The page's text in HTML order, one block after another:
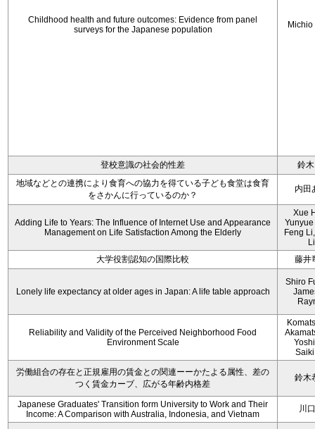
Childhood health and future outcomes: Evidence from panel
surveys for the Japanese population
Michio
登校意識の社会的性差
鈴
地域などとの連携により食育への協力を得ている子ども食堂は食育
をさかんに行っているのか？
内田
Adding Life to Years: The Influence of Internet Use and Appearance
Management on Life Satisfaction Among the Elderly
Xue
Feng
Li
大学役割認知の国際比較
藤井
Lonely life expectancy at older ages in Japan: A life table approach
Shiro
Reliability and Validity of the Perceived Neighborhood Food
Environment Scale
労働組合の存在と正規雇用の賃金との関連ーーかたよる属性、差の
つく賃金カーブ、広がる年齢内格差
鈴木
Japanese Graduates' Transition form University to Work and Their
Income: A Comparison with Australia, Indonesia, and Vietnam
川